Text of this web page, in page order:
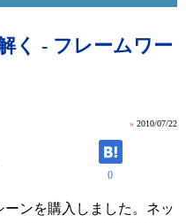
く - フレームワー
» 2010/07/22
0
ンを購入しました。ネッ